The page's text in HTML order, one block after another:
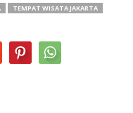
TEMPAT WISATA JAKARTA